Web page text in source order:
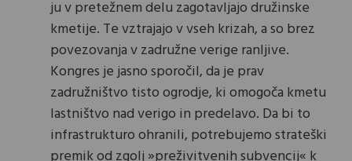
ju v pretežnem delu zagotavljajo družinske
kmetije. Te vztrajajo v vseh krizah, a so brez
povezovanja v zadružne verige ranljive.
Kongres je jasno sporočil, da je prav
zadružništvo tisto ogrodje, ki omogoča kmetu
lastništvo nad verigo in predelavo. Da bi to
infrastrukturo ohranili, potrebujemo strateški